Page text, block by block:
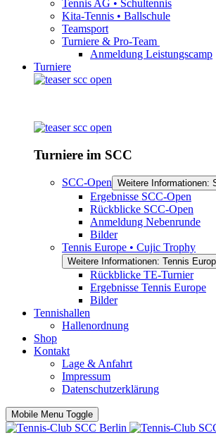
Tennis AG • Schultennis
Kita-Tennis • Ballschule
Teamsport
Turniere & Pro-Team
Anmeldung Leistungscamp
Turniere
Turniere im SCC
SCC-Open Weitere Informationen:
Ergebnisse SCC-Open
Rückblicke SCC-Open
Anmeldung Nebenrunde
Bilder
Tennis Europe • Cujic Trophy
Weitere Informationen: Tennis
Rückblicke TE-Turnier
Ergebnisse Tennis Europe
Bilder
Tennishallen
Hallenordnung
Shop
Kontakt
Lage & Anfahrt
Impressum
Datenschutzerklärung
Mobile Menu Toggle